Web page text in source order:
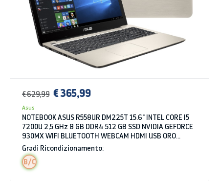
€ 629,99 € 365,99
Asus
NOTEBOOK ASUS R558UR DM225T 15.6" INTEL CORE I5
7200U 2,5 GHz 8 GB DDR4 512 GB SSD NVIDIA GEFORCE
930MX WIFI BLUETOOTH WEBCAM HDMI USB ORO
WINDOWS 10 HOME
Gradi Ricondizionamento:
B/C